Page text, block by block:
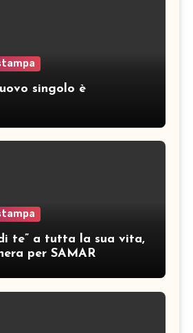
singolo è
te” a tutta la sua vita,
per SAMAR